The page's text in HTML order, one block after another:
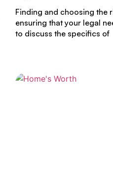
Finding and choosing the
ensuring that your legal
to discuss the specifics of